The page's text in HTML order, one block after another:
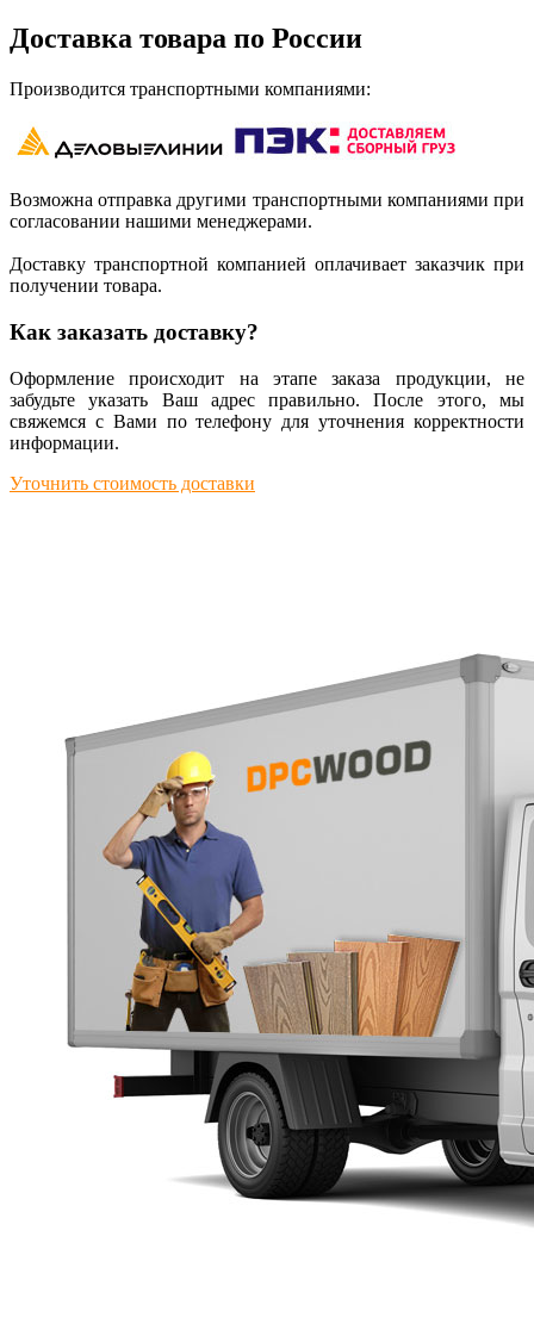
Доставка товара по России
Производится транспортными компаниями:
Возможна отправка другими транспортными компаниями при
согласовании нашими менеджерами.
Доставку транспортной компанией оплачивает заказчик при
получении товара.
Как заказать доставку?
Оформление происходит на этапе заказа продукции, не
забудьте указать Ваш адрес правильно. После этого, мы
свяжемся с Вами по телефону для уточнения корректности
информации.
Уточнить стоимость доставки